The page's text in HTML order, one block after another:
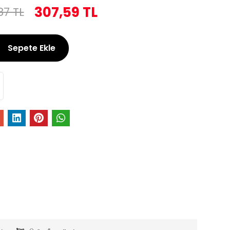
TL 307,59 TL
Sepete Ekle